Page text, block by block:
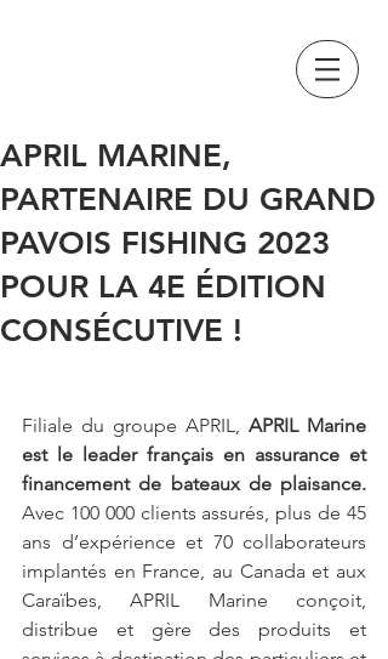
APRIL MARINE,
PARTENAIRE DU GRAND
PAVOIS FISHING 2023
POUR LA 4E ÉDITION
CONSÉCUTIVE !
Filiale du groupe APRIL, APRIL Marine
est le leader français en assurance et
financement de bateaux de plaisance.
Avec 100 000 clients assurés, plus de 45
ans d’expérience et 70 collaborateurs
implantés en France, au Canada et aux
Caraïbes, APRIL Marine conçoit,
distribue et gère des produits et